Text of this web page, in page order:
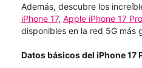
Además, descubre los
iPhone 17, Apple iPhone 17
disponibles en la red 5G más
Datos básicos del iPhone 17